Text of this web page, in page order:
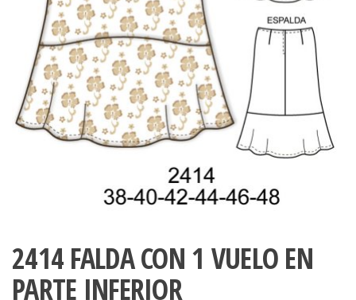
accumark ,
pdf , Moldes
Gerber ,
Graduaciones,
Ploteo y
Digitalización
accumark,
Moldes en
pdf, Moldes
Accumark
Gerber,
Santiago-
2414 FALDA CON 1 VUELO EN
PARTE INFERIOR